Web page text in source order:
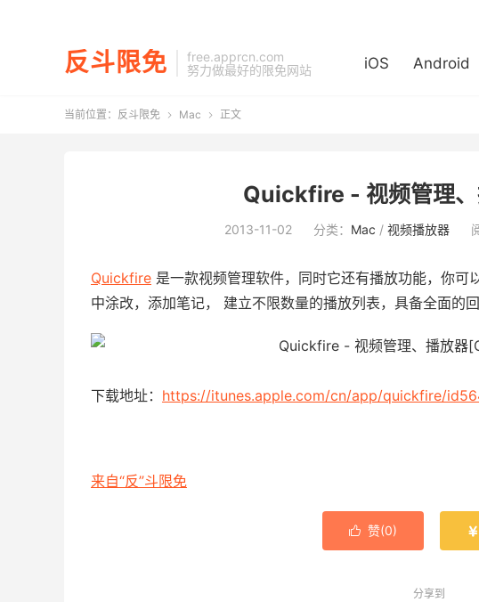
反斗限免
free.apprcn.com
努力做最好的限免网站
iOS Android
当前位置： 反斗限免  Mac  正文
Quickfire - 视频管理
2013-11-02 分类： Mac / 视频播放器
Quickfire 是一款视频管理软件，同时它还有播放功能，你
中涂改，添加笔记， 建立不限数量的播放列表，具备全面的
下载地址： https://itunes.apple.com/cn/app/quickfire/
来自“反”斗限免
 赞(0) 
分享到